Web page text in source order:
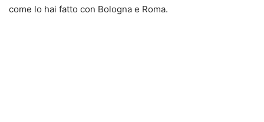
come lo hai fatto con Bologna e Roma.